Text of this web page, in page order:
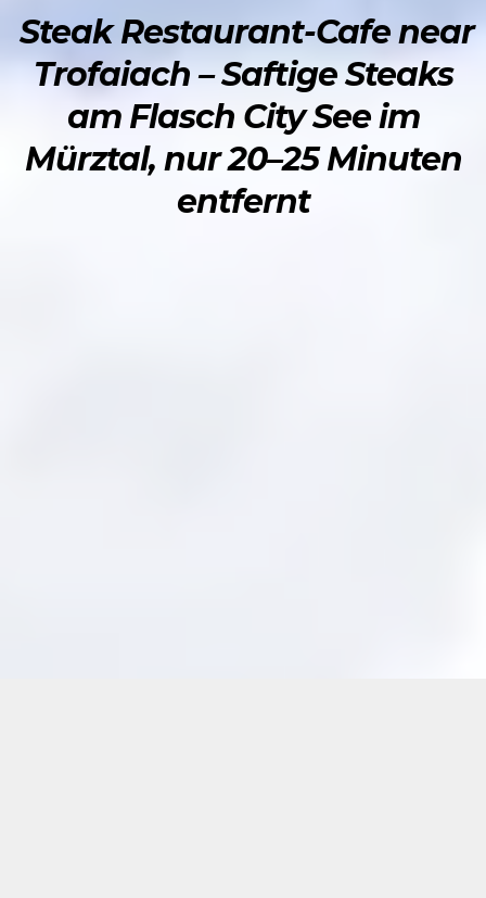
Steak Restaurant-Cafe near
Trofaiach – Saftige Steaks
am Flasch City See im
Mürztal, nur 20–25 Minuten
entfernt